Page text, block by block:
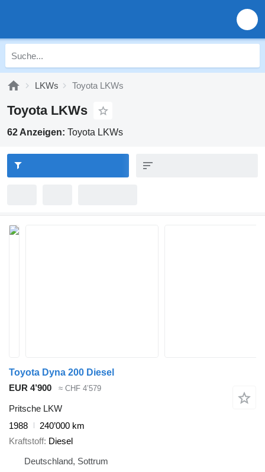
LKWs Toyota LKWs
Toyota LKWs
62 Anzeigen: Toyota LKWs
Toyota Dyna 200 Diesel
EUR 4’900
≈ CHF 4’579
Pritsche LKW
1988
240’000 km
Kraftstoff Diesel
Deutschland, Sottrum